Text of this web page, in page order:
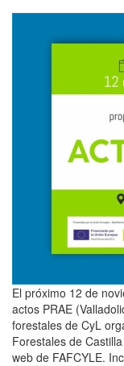
El próximo 12 de
actos PRAE
forestales de CyL
Forestales de
web de FAFCYLE.